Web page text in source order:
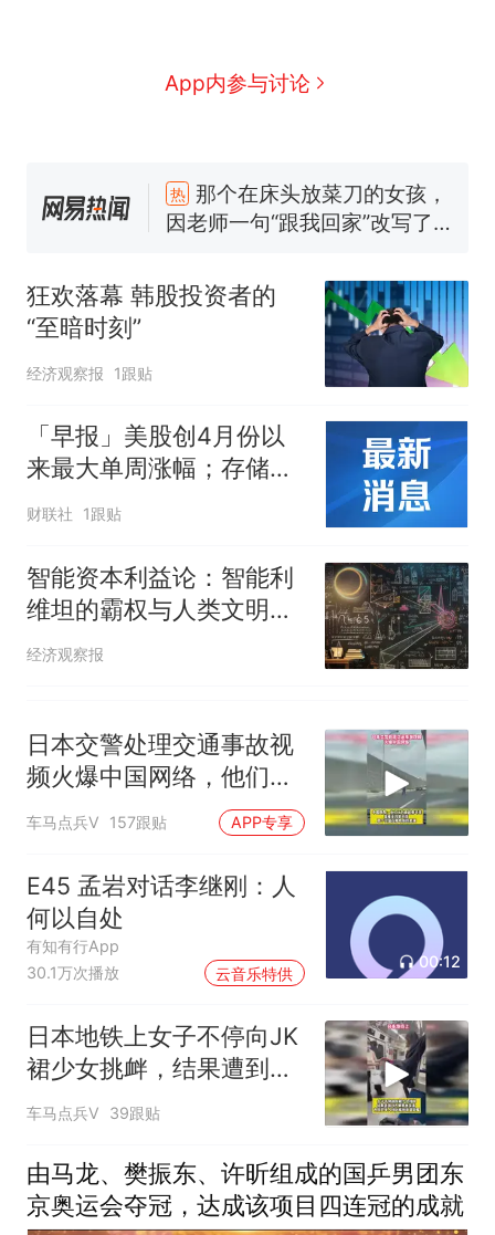
App内参与讨论
热
那个在床头放菜刀的女孩，
因老师一句“跟我回家”改写了
交5060元才肯搬上楼！女子傻
眼了……
空调24小时开着反而更省电？
佛山一中学招聘物理教师，笔
已叫停招聘，成立调查组全面
核查
“不建议大家买深色蛋糕”上热
搜，网友：天塌了！
南航一航班疑向乘客发放西梅
汁，致多名乘客在飞行途中排
人只有2个厕所；客服回应：并
非每架飞机都会发放西梅汁
因老师一句“跟我回家”改写了
人生
狂欢落幕 韩股投资者的
“至暗时刻”
经济观察报 1跟贴
「早报」美股创4月份以
来最大单周涨幅；存储板
块普跌；原油、黄金双双
财联社 1跟贴
智能资本利益论：智能利
维坦的霸权与人类文明的
突围
经济观察报
日本交警处理交通事故视
频火爆中国网络，他们认
为我们大开眼界
车马点兵V 157跟贴 APP专享
E45 孟岩对话李继刚：人
何以自处
有知有行App
30.1万次播放
云音乐特供
00:12
日本地铁上女子不停向JK
裙少女挑衅，结果遭到对
方狠狠反击
车马点兵V 39跟贴
由马龙、樊振东、许昕组成的国乒男团东
京奥运会夺冠，达成该项目四连冠的成就